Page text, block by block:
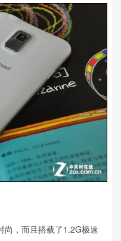
，而且搭载了1.2G极速